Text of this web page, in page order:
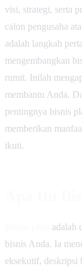
visi, strategi, serta
calon pengusaha
adalah langkah
mengembangkan
rumit. Inilah
membantu Anda.
pentingnya bisnis
memberikan
ikuti.
adalah
bisnis Anda. Ia
eksekutif, deskripsi